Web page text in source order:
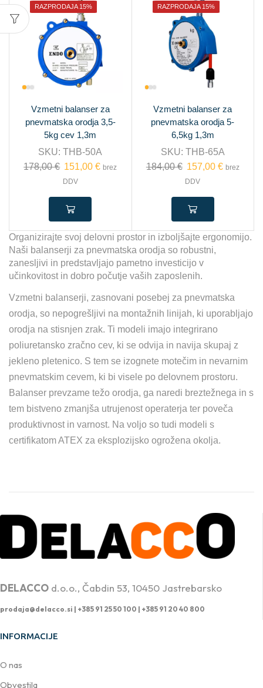
RAZPRODAJA 15%
Vzmetni balanser za
pnevmatska orodja 3,5-
5kg cev 1,3m
SKU:THB-50A
178,00€ 151,00€ brez
DDV
RAZPRODAJA 15%
Vzmetni balanser za
pnevmatska orodja 5-
6,5kg 1,3m
SKU: THB-65A
184,00€ 157,00 € brez
DDV
Organizirajte svoj delovni prostor in izboljšajte ergonomijo.
Naši balanserji za pnevmatska orodja so robustni,
zanesljivi in predstavljajo pametno investicijo v
učinkovitost in dobro počutje vaših zaposlenih.
Vzmetni balanserji, zasnovani posebej za pnevmatska
orodja, so nepogrešljivi na montažnih linijah, ki uporabljajo
orodja na stisnjen zrak. Ti modeli imajo integrirano
poliuretansko zračno cev, ki se odvija in navija skupaj z
jekleno pletenico. S tem se izognete motečim in nevarnim
pnevmatskim cevem, ki bi visele po delovnem prostoru.
Balanser prevzame težo orodja, ga naredi breztežnega in s
tem bistveno zmanjša utrujenost operaterja ter poveča
produktivnost in varnost. Na voljo so tudi modeli s
certifikatom ATEX za eksplozijsko ogrožena okolja.
DELACCO d.o.o., Čabdin 53, 10450 Jastrebarsko
prodaja@delacco.si | +385 91 25 50 100 | +385 91 20 40 800
INFORMACIJE
O nas
Obvestila